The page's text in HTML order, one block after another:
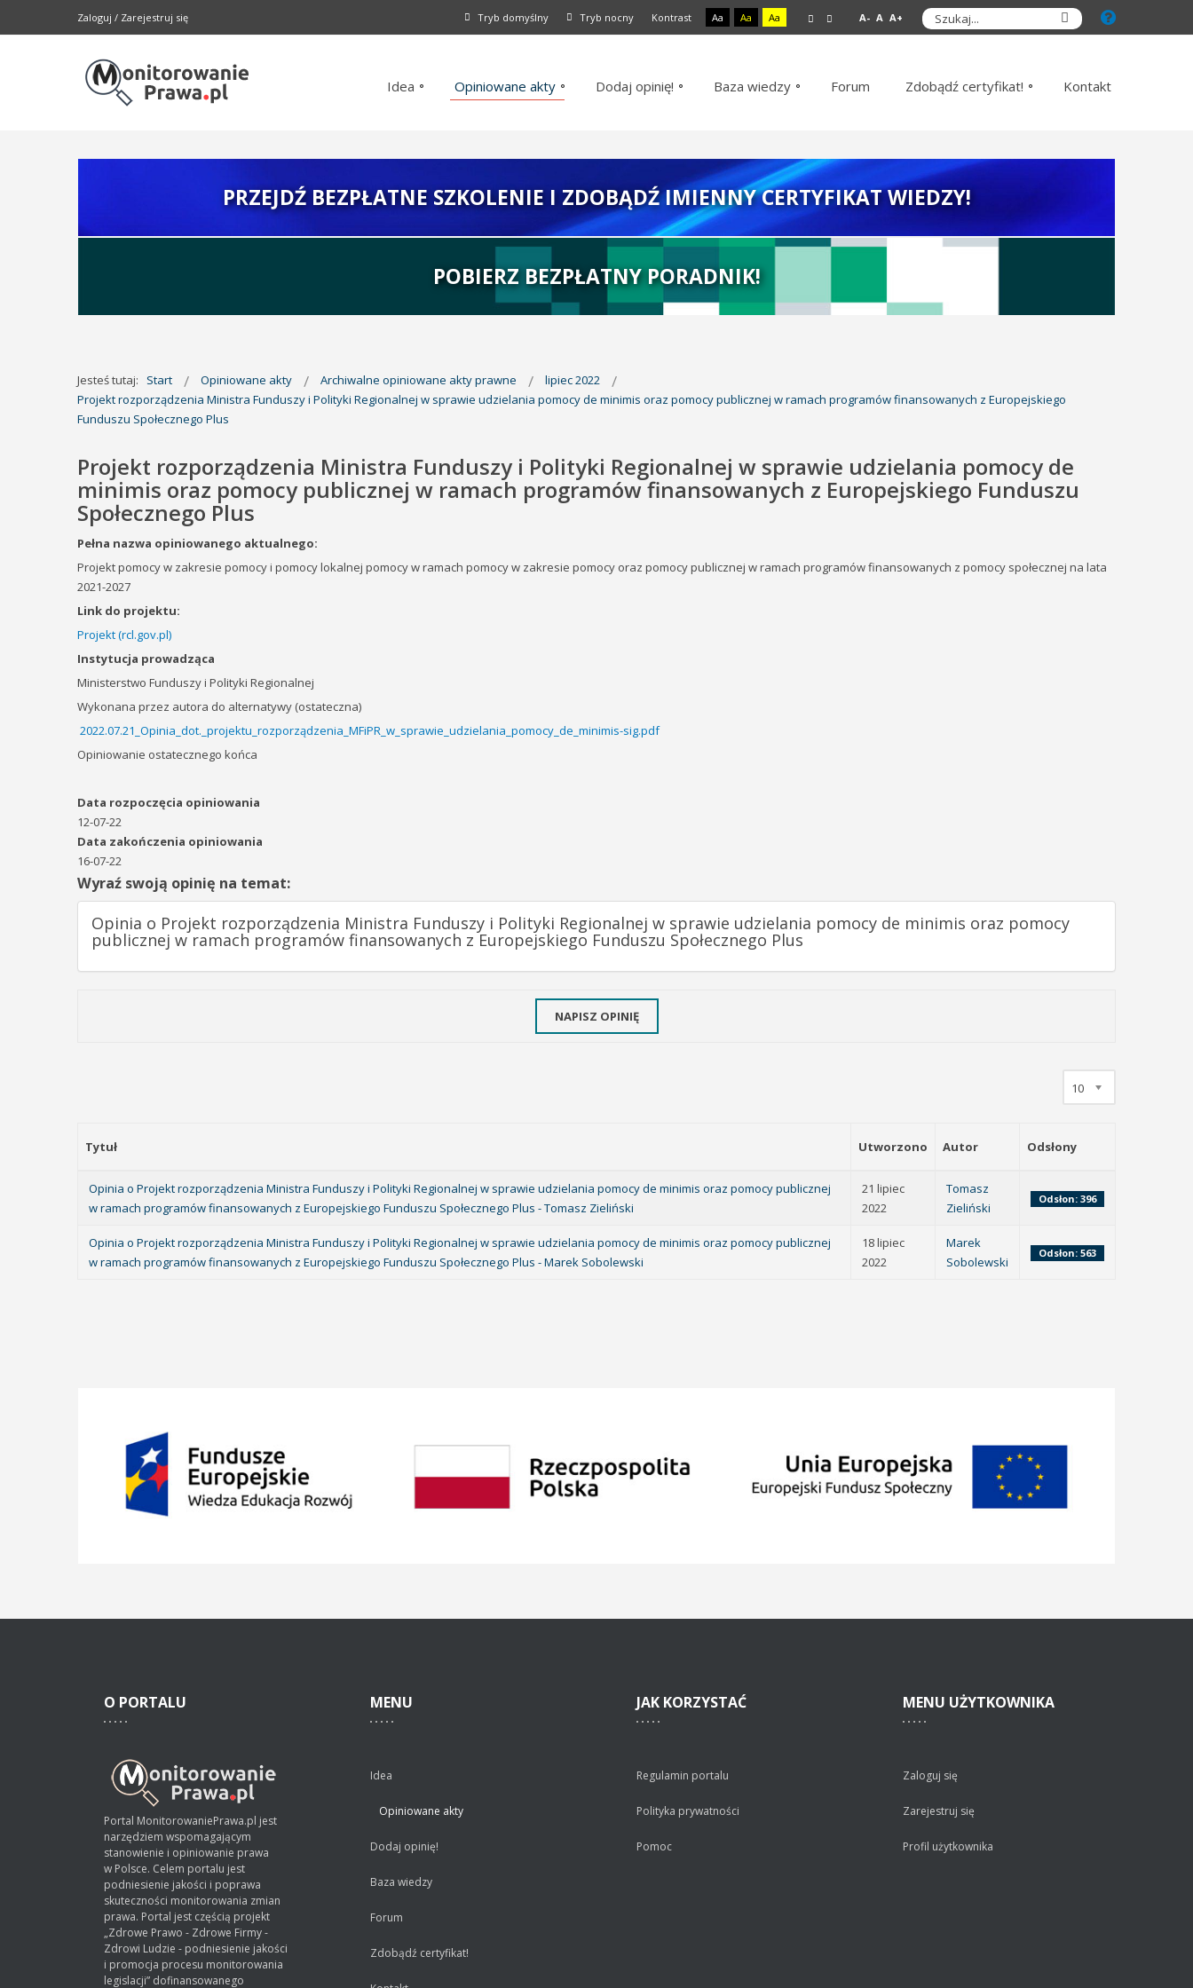
Zaloguj / Zarejestruj się Tryb domyślny Tryb nocny Kontrast Aa Aa Aa A- A A+
Idea Opiniowane akty Dodaj opinię! Baza wiedzy Forum Zdobądź certyfikat! Kontakt
PRZEJDŹ BEZPŁATNE SZKOLENIE I ZDOBĄDŹ IMIENNY CERTYFIKAT WIEDZY!
POBIERZ BEZPŁATNY PORADNIK!
Jesteś tutaj: Start Opiniowane akty Archiwalne opiniowane akty prawne
lipiec 2022
Projekt rozporządzenia Ministra Funduszy i Polityki Regionalnej w sprawie udzielania pomocy de minimis oraz pomocy publicznej w ramach programów finansowanych z Europejskiego
Funduszu Społecznego Plus
Projekt rozporządzenia Ministra Funduszy i Polityki Regionalnej w sprawie udzielania pomocy de
minimis oraz pomocy publicznej w ramach programów finansowanych z Europejskiego Funduszu
Społecznego Plus
Pełna nazwa opiniowanego aktualnego:
Projekt pomocy w zakresie pomocy i pomocy lokalnej pomocy w ramach pomocy w zakresie pomocy oraz pomocy publicznej w ramach programów finansowanych z pomocy społecznej na lata
2021-2027
Link do projektu:
Projekt (rcl.gov.pl)
Instytucja prowadząca
Ministerstwo Funduszy i Polityki Regionalnej
Wykonana przez autora do alternatywy (ostateczna)
2022.07.21_Opinia_dot._projektu_rozporządzenia_MFiPR_w_sprawie_udzielania_pomocy_de_minimis-sig.pdf
Opiniowanie ostatecznego końca
Data rozpoczęcia opiniowania
12-07-22
Data zakończenia opiniowania
16-07-22
Wyraź swoją opinię na temat:
Opinia o Projekt rozporządzenia Ministra Funduszy i Polityki Regionalnej w sprawie udzielania pomocy de minimis oraz pomocy
publicznej w ramach programów finansowanych z Europejskiego Funduszu Społecznego Plus
NAPISZ OPINIĘ
10
Tytuł Utworzono Autor Odsłony
Opinia o Projekt rozporządzenia Ministra Funduszy i Polityki Regionalnej w sprawie udzielania pomocy de minimis oraz pomocy publicznej
w ramach programów finansowanych z Europejskiego Funduszu Społecznego Plus - Tomasz Zieliński
21 lipiec
2022
Tomasz
Zieliński
Odsłon: 396
Opinia o Projekt rozporządzenia Ministra Funduszy i Polityki Regionalnej w sprawie udzielania pomocy de minimis oraz pomocy publicznej
w ramach programów finansowanych z Europejskiego Funduszu Społecznego Plus - Marek Sobolewski
18 lipiec
2022
Marek
Sobolewski
Odsłon: 563
O PORTALU
Portal MonitorowaniePrawa.pl jest
narzędziem wspomagającym
stanowienie i opiniowanie prawa
w Polsce. Celem portalu jest
podniesienie jakości i poprawa
skuteczności monitorowania zmian
prawa. Portal jest częścią projekt
„Zdrowe Prawo - Zdrowe Firmy -
Zdrowi Ludzie - podniesienie jakości
i promocja procesu monitorowania
legislacji” dofinansowanego
MENU
Idea
Opiniowane akty
Dodaj opinię!
Baza wiedzy
Forum
Zdobądź certyfikat!
JAK KORZYSTAĆ
Regulamin portalu
Polityka prywatności
Pomoc
MENU UŻYTKOWNIKA
Zaloguj się
Zarejestruj się
Profil użytkownika